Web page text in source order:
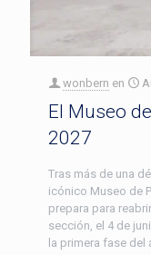
wonbern en
El Museo
2027
Tras más de una
icónico Museo de
prepara para
sección, el 4 de
la primera fase